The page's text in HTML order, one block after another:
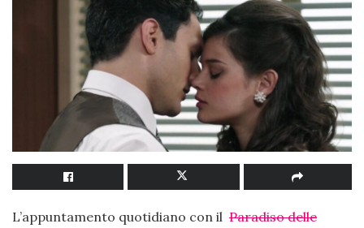
L’appuntamento quotidiano con il Paradiso delle